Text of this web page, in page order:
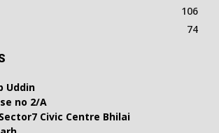
106
74
Uddin
no 2/A
Civic Centre Bhilai